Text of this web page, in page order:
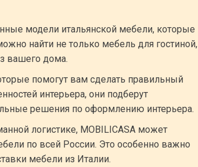
модели итальянской мебели, которые
найти не только мебель для гостиной,
вашего дома.
помогут вам сделать правильный
интерьера, они подберут
решения по оформлению интерьера.
логистике, MOBILICASA может
по всей России. Это особенно важно
мебели из Италии.